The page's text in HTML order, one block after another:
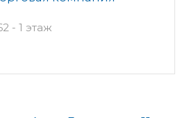
- 1 этаж